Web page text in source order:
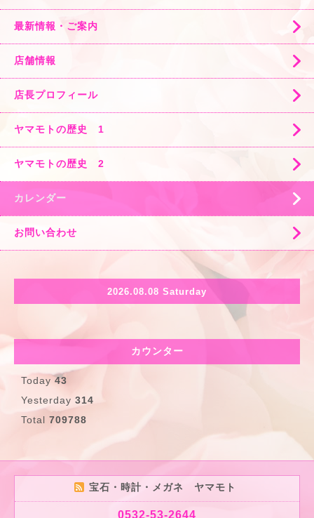
最新情報・ご案内
店舗情報
店長プロフィール
ヤマモトの歴史 1
ヤマモトの歴史 2
カレンダー
お問い合わせ
2026.08.08 Saturday
カウンター
Today43
Yesterday 314
Total 709788
宝石・時計・メガネ ヤマモト
0532-53-2644